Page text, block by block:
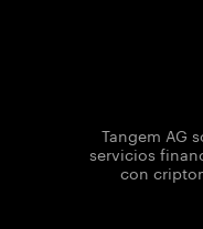
Tangem AG
servicios
con